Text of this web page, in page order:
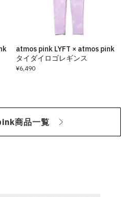
atmos pink LYFT × atmos pink
タイダイロゴレギンス
¥6,490
商品一覧